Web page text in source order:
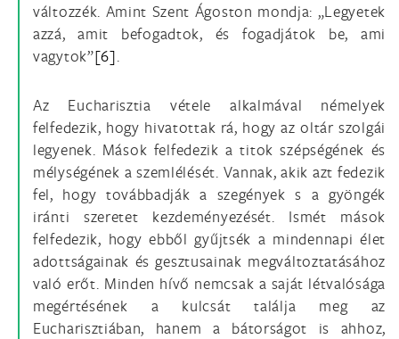
változzék. Amint Szent Ágoston mondja: „Legyetek
azzá, amit befogadtok, és fogadjátok be, ami
vagytok”[6].
Az Eucharisztia vétele alkalmával némelyek
felfedezik, hogy hivatottak rá, hogy az oltár szolgái
legyenek. Mások felfedezik a titok szépségének és
mélységének a szemlélését. Vannak, akik azt fedezik
fel, hogy továbbadják a szegények s a gyöngék
iránti szeretet kezdeményezését. Ismét mások
felfedezik, hogy ebből gyűjtsék a mindennapi élet
adottságainak és gesztusainak megváltoztatásához
való erőt. Minden hívő nemcsak a saját létvalósága
megértésének a kulcsát találja meg az
Eucharisztiában, hanem a bátorságot is ahhoz,